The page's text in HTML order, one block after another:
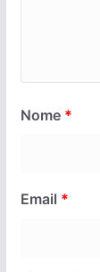
Nome *
Email *